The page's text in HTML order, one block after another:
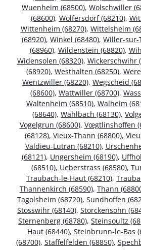
Wuenheim (68500), Wolschwiller
(68600), Wolfersdorf (68210),
Wittenheim (68270), Wittelsheim
(68920), Winkel (68480), Willer-sur-
(68960), Wildenstein (68820),
Widensolen (68320), Wickerschwihr
(68920), Westhalten (68250),
Wentzwiller (68220), Wegscheid
(68600), Wattwiller (68700),
Waltenheim (68510), Walheim
(68640), Wahlbach (68130),
Vogelgrun (68600), Vœgtlinshoffen
(68128), Vieux-Thann (68800),
Valdieu-Lutran (68210),
(68121), Ungersheim (68190),
(68510), Ueberstrass (68580),
Traubach-le-Haut (68210),
Thannenkirch (68590), Thann
Tagolsheim (68720), Sundhoffen
Stosswihr (68140), Storckensohn
Sternenberg (68780), Steinsoultz
Haut (68440), Steinbrunn-le-Bas
(68700), Staffelfelden (68850),